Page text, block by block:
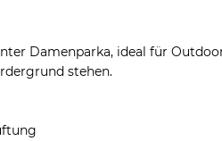
Damenparka, ideal für
stehen.